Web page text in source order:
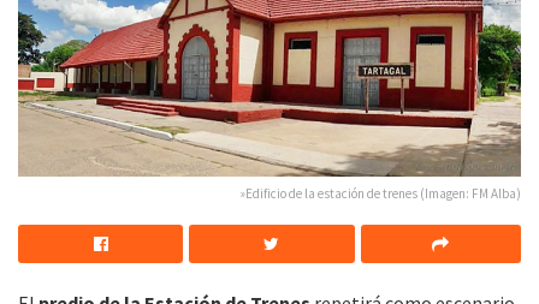
»Edificio de la estación de trenes (Imagen: FM Alba)